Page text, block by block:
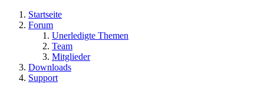
Startseite
Forum
Unerledigte Themen
Team
Mitglieder
Downloads
Support